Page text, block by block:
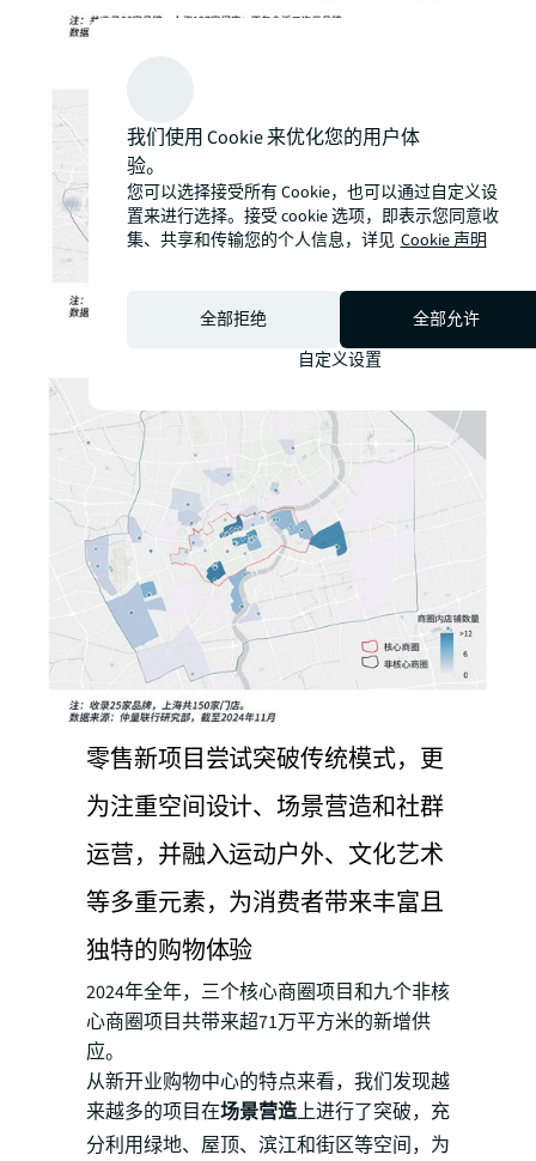
零售新项目尝试突破传统模式，更
为注重空间设计、场景营造和社群
运营，并融入运动户外、文化艺术
等多重元素，为消费者带来丰富且
独特的购物体验
2024年全年，三个核心商圈项目和九个非核
心商圈项目共带来超71万平方米的新增供
应。
从新开业购物中心的特点来看，我们发现越
来越多的项目在场景营造上进行了突破，充
分利用绿地、屋顶、滨江和街区等空间，为
我们使用 Cookie 来优化您的用户体
验。
您可以选择接受所有 Cookie，也可以通过自定义设
置来进行选择。接受 cookie 选项，即表示您同意收
集、共享和传输您的个人信息，详见 Cookie 声明
全部拒绝
全部允许
自定义设置